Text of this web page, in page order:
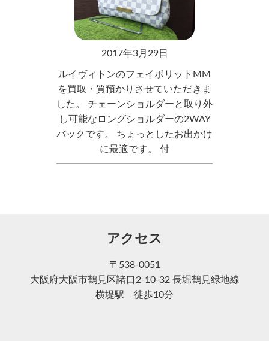
2017年3月29日
ルイヴィトンのフェイボリットMM
を買取・質預かりさせていただきま
した。 チェーンショルダーと取り外
し可能なロングショルダーの2WAY
バックです。 ちょっとしたお出かけ
に最適です。 付
アクセス
〒538-0051
大阪府大阪市鶴見区諸口2-10-32 長堀鶴見緑地線
横堤駅 徒歩10分